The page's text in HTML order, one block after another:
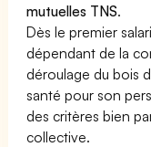
mutuelles TNS.
Dès le premier
dépendant de la
déroulage du bois
santé pour son
des critères bien
collective.